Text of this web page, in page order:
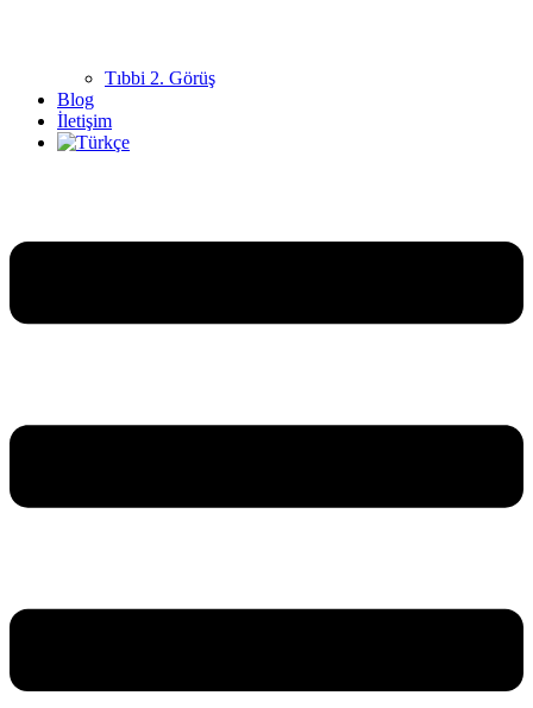
Tıbbi 2. Görüş
Blog
İletişim